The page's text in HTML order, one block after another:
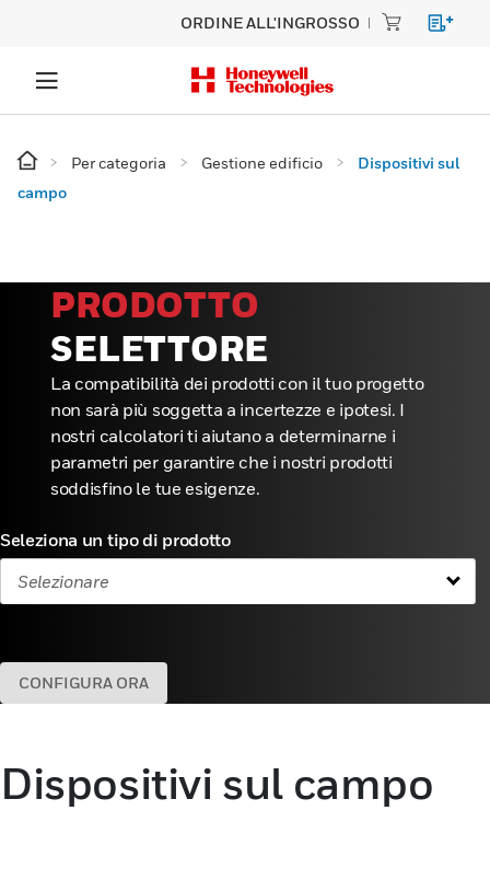
ORDINE ALL'INGROSSO
Per categoria Gestione edificio
Dispositivi sul
campo
PRODOTTO
SELETTORE
La compatibilità dei prodotti con il tuo progetto
non sarà più soggetta a incertezze e ipotesi. I
nostri calcolatori ti aiutano a determinarne i
parametri per garantire che i nostri prodotti
soddisfino le tue esigenze.
Seleziona un tipo di prodotto
Selezionare
CONFIGURA ORA
Dispositivi sul campo